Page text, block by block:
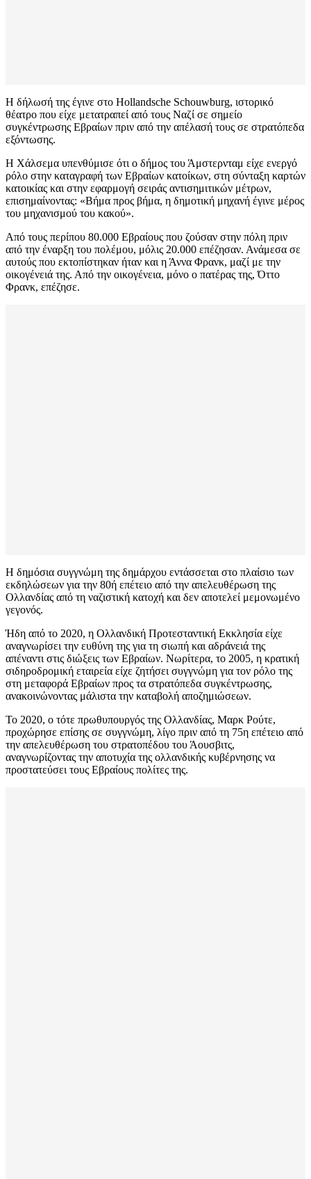
Η δήλωσή της έγινε στο Hollandsche Schouwburg, ιστορικό
θέατρο που είχε μετατραπεί από τους Ναζί σε σημείο
συγκέντρωσης Εβραίων πριν από την απέλασή τους σε στρατόπεδα
εξόντωσης.
Η Χάλσεμα υπενθύμισε ότι ο δήμος του Άμστερνταμ είχε ενεργό
ρόλο στην καταγραφή των Εβραίων κατοίκων, στη σύνταξη καρτών
κατοικίας και στην εφαρμογή σειράς αντισημιτικών μέτρων,
επισημαίνοντας: «Βήμα προς βήμα, η δημοτική μηχανή έγινε μέρος
του μηχανισμού του κακού».
Από τους περίπου 80.000 Εβραίους που ζούσαν στην πόλη πριν
από την έναρξη του πολέμου, μόλις 20.000 επέζησαν. Ανάμεσα σε
αυτούς που εκτοπίστηκαν ήταν και η Άννα Φρανκ, μαζί με την
οικογένειά της. Από την οικογένεια, μόνο ο πατέρας της, Όττο
Φρανκ, επέζησε.
Η δημόσια συγγνώμη της δημάρχου εντάσσεται στο πλαίσιο των
εκδηλώσεων για την 80ή επέτειο από την απελευθέρωση της
Ολλανδίας από τη ναζιστική κατοχή και δεν αποτελεί μεμονωμένο
γεγονός.
Ήδη από το 2020, η Ολλανδική Προτεσταντική Εκκλησία είχε
αναγνωρίσει την ευθύνη της για τη σιωπή και αδράνειά της
απέναντι στις διώξεις των Εβραίων. Νωρίτερα, το 2005, η κρατική
σιδηροδρομική εταιρεία είχε ζητήσει συγγνώμη για τον ρόλο της
στη μεταφορά Εβραίων προς τα στρατόπεδα συγκέντρωσης,
ανακοινώνοντας μάλιστα την καταβολή αποζημιώσεων.
Το 2020, ο τότε πρωθυπουργός της Ολλανδίας, Μαρκ Ρούτε,
προχώρησε επίσης σε συγγνώμη, λίγο πριν από τη 75η επέτειο από
την απελευθέρωση του στρατοπέδου του Άουσβιτς,
αναγνωρίζοντας την αποτυχία της ολλανδικής κυβέρνησης να
προστατεύσει τους Εβραίους πολίτες της.